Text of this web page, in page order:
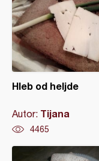
Hleb od heljde
Autor: Tijana
4465